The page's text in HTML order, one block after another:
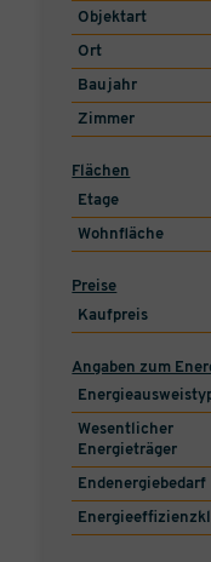
Objektart
Ort
Baujahr
Zimmer
Flächen
Etage
Wohnfläche
Preise
Kaufpreis
Angaben zum
Wesentlicher
Energieträger
Endenergiebedarf